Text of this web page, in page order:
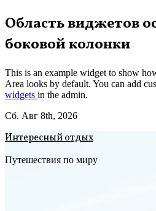
Перейти
к
содержимому
Область виджетов
боковой колонки
This is an example widget to show
Area looks by default. You can add
widgets in the admin.
Сб. Авг 8th, 2026
Интересный отдых
Путешествия по миру